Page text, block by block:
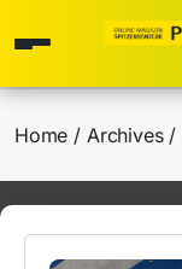
Home Archives